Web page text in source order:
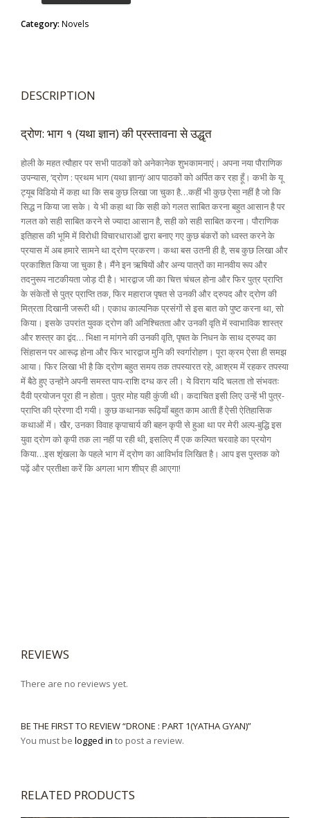
Category: Novels
DESCRIPTION
द्रोण: भाग १ (यथा ज्ञान) की प्रस्तावना से उद्धृत
होली के महत त्यौहार पर सभी पाठकों को अनेकानेक शुभकामनाएं। अपना नया पौराणिक
उपन्यास, ‘द्रोण : प्रथम भाग (यथा ज्ञान)‘ आप पाठकों को अर्पित कर रहा हूँ। कभी के यू
ट्यूब विडियो में कहा था कि सब कुछ लिखा जा चुका है…कहीं भी कुछ ऐसा नहीं है जो कि
सिद्ध न किया जा सके। ये भी कहा था कि सही को गलत साबित करना बहुत आसान है पर
गलत को सही साबित करने से ज्यादा आसान है, सही को सही साबित करना। पौराणिक
इतिहास की भूमि में विरोधी विचारधाराओं द्वारा बनाए गए कुछ बंकरों को ध्वस्त करने के
प्रयास में अब हमारे सामने था द्रोण प्रकरण। कथा बस उतनी ही है, सब कुछ लिखा और
प्रकाशित किया जा चुका है। मैंने इन ऋषियों और अन्य पात्रों का मानवीय रूप और
तदनुरूप नाटकीयता जोड़ दी है। भारद्वाज जी का चित्त चंचल होना और फिर पुत्र प्राप्ति
के संकेतों से पुत्र प्राप्ति तक, फिर महाराज पृषत से उनकी और द्रुपद और द्रोण की
मित्रता दिखानी जरूरी थी। एकाध काल्पनिक प्रसंगों से इस बात को पुष्ट करना था, सो
किया। इसके उपरांत युवक द्रोण की अनिश्चितता और उनकी वृति में स्वाभाविक शास्त्र
और शस्त्र का द्वंद… भिक्षा न मांगने की उनकी वृति, पृषत के निधन के साथ द्रुपद का
सिंहासन पर आरूढ़ होना और फिर भारद्वाज मुनि की स्वर्गारोहण। पूरा क्रम ऐसा ही समझ
आया। फिर लिखा भी है कि द्रोण बहुत समय तक तपस्यारत रहे, आश्रम में रहकर तपस्या
में बैठे हुए उन्होंने अपनी समस्त पाप-राशि दग्ध कर ली। ये विराग यदि चलता तो संभवतः
दैवी प्रयोजन पूरा ही न होता। पुत्र मोह यही कुंजी थी। कदाचित इसी लिए उन्हें भी पुत्र-
प्राप्ति की प्रेरणा दी गयी। कुछ कथानक रूढ़ियाँ बहुत काम आती हैं ऐसी ऐतिहासिक
कथाओं में। खैर, उनका विवाह कृपाचार्य की बहन कृपी से हुआ था पर मेरी अल्प-बुद्धि इस
युवा द्रोण को कृपी तक ला नहीं पा रही थी, इसलिए मैं एक कल्पित चरवाहे का प्रयोग
किया…इस शृंखला के पहले भाग में द्रोण का आविर्भाव लिखित है। आप इस पुस्तक को
पढ़ें और प्रतीक्षा करें कि अगला भाग शीघ्र ही आएगा!
REVIEWS
There are no reviews yet.
BE THE FIRST TO REVIEW “DRONE : PART 1(YATHA GYAN)”
You must be logged in to post a review.
RELATED PRODUCTS